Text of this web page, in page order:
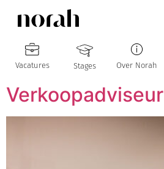
Vacatures Stages Over Norah
Verkoopadviseur